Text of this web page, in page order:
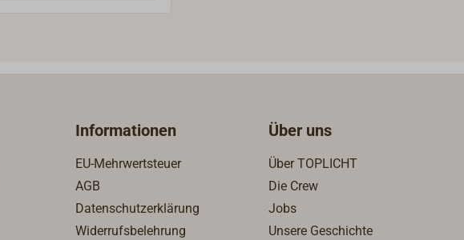
alles
reine
ermöglicht
Betrieb aller -
empfindlicher -
Informationen
EU-Mehrwertsteuer
AGB
Datenschutzerklärung
Widerrufsbelehrung
Über uns
Über TOPLICHT
Die Crew
Jobs
Unsere Geschichte